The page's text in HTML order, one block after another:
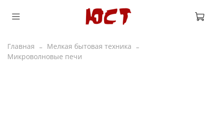
Главная
Мелкая бытовая техника
Микроволновые печи